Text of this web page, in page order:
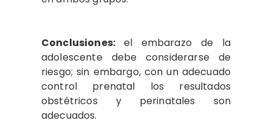
Conclusiones: el embarazo de la
adolescente debe considerarse de
riesgo; sin embargo, con un adecuado
control prenatal los resultados
obstétricos y perinatales son
adecuados.